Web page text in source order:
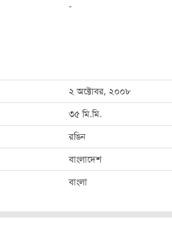
-
২ অক্টোবর, ২০০৮
৩৫ মি.মি.
রঙিন
বাংলাদেশ
বাংলা